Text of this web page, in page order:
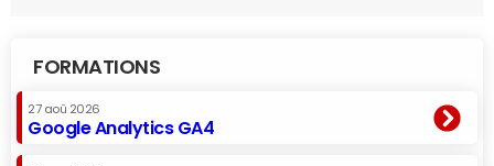
FORMATIONS
27 aoû 2026
Google Analytics GA4